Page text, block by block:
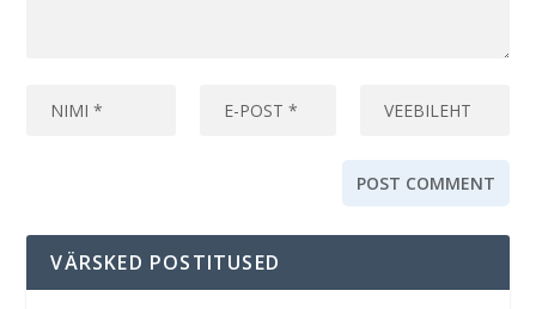
VÄRSKED POSTITUSED